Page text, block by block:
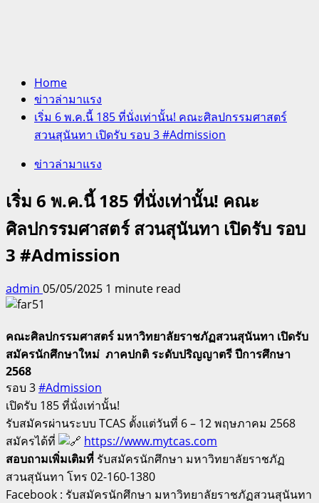
Home
ข่าวล่ามาแรง
เริ่ม 6 พ.ค.นี้ 185 ที่นั่งเท่านั้น! คณะศิลปกรรมศาสตร์
สวนสุนันทา เปิดรับ รอบ 3 #Admission
ข่าวล่ามาแรง
เริ่ม 6 พ.ค.นี้ 185 ที่นั่งเท่านั้น! คณะ
ศิลปกรรมศาสตร์ สวนสุนันทา เปิดรับ รอบ
3 #Admission
admin 05/05/2025 1 minute read
คณะศิลปกรรมศาสตร์ มหาวิทยาลัยราชภัฏสวนสุนันทา เปิดรับ
สมัครนักศึกษาใหม่ ภาคปกติ ระดับปริญญาตรี ปีการศึกษา
2568
รอบ 3#Admission
เปิดรับ 185 ที่นั่งเท่านั้น!
รับสมัครผ่านระบบ TCAS ตั้งแต่วันที่ 6 – 12 พฤษภาคม 2568
สมัครได้ที่
https://www.mytcas.com
สอบถามเพิ่มเติมที่ รับสมัครนักศึกษา มหาวิทยาลัยราชภัฏ
สวนสุนันทา โทร 02-160-1380
Facebook : รับสมัครนักศึกษา มหาวิทยาลัยราชภัฏสวนสุนันทา